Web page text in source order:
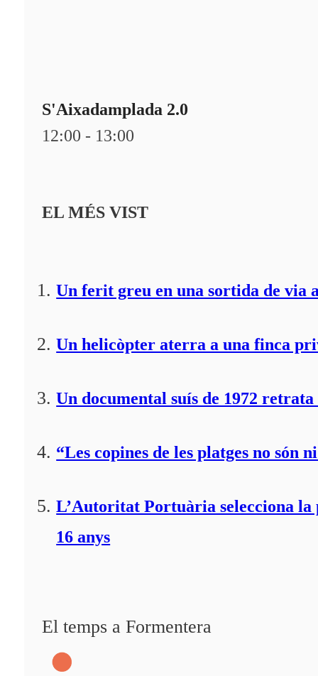
S'Aixadamplada 2.0
12:00 - 13:00
EL MÉS VIST
Un ferit greu en una sortida de via
Un helicòpter aterra a una finca
Un documental suís de 1972
“Les copines de les platges no
L’Autoritat Portuària selecciona
16 anys
El temps a Formentera